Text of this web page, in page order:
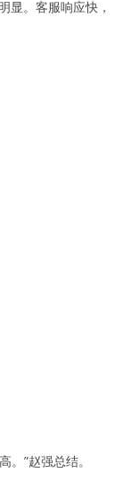
显。客服响应快，
”赵强总结。